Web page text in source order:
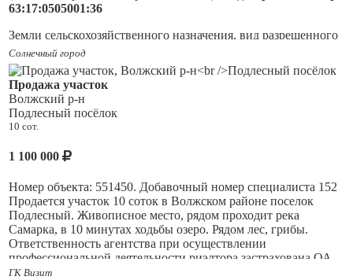
63:17:0505001:36
Земли сельскохозяйственного назначения, вид разрешенного
использования - для коллективного садоводства,
уточненная (межевания не требуется)
Месторасположение: 1-я линия, участок № 11 ( крайний)
Электричество круглый год, вода - сезонная.
использовать по строительство дачного дома
Один собственник. Возможен торг! Звоните!
Солнечный город
Продажа участок
Волжский р-н
Подлесный посёлок
10 сот.
1 100 000
Номер объекта: 551450. Добавочный номер специалиста 152
Продается участок 10 соток в Волжском районе поселок
Подлесный. Живописное место, рядом проходит река
Самарка, в 10 минутах ходьбы озеро. Рядом лес, грибы.
Ответственность агентства при осуществлении
профессиональной деятельности риэлтора застрахована ОА
АльфаСтрахование.
ГК Визит